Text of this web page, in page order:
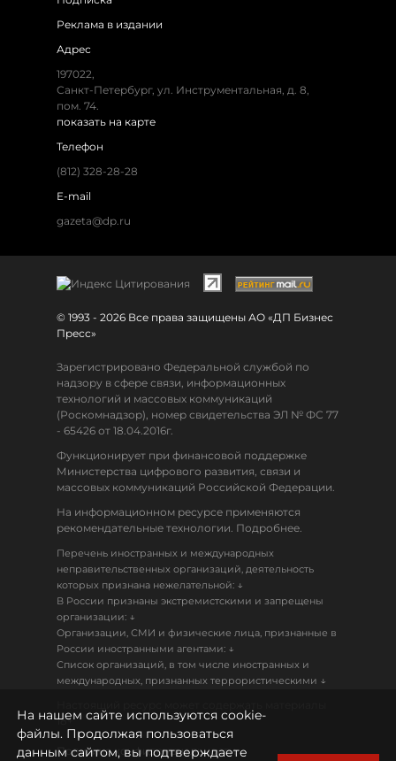
Реклама в издании
Адрес
197022,
Санкт-Петербург, ул. Инструментальная, д. 8,
пом. 74.
показать на карте
Телефон
(812) 328-28-28
E-mail
gazeta@dp.ru
© 1993 - 2026 Все права защищены АО «ДП Бизнес
Пресс»
Зарегистрировано Федеральной службой по
надзору в сфере связи, информационных
технологий и массовых коммуникаций
(Роскомнадзор), номер свидетельства ЭЛ № ФС 77
- 65426 от 18.04.2016г.
Функционирует при финансовой поддержке
Министерства цифрового развития, связи и
массовых коммуникаций Российской Федерации.
На информационном ресурсе применяются
рекомендательные технологии. Подробнее.
Перечень иностранных и международных
неправительственных организаций, деятельность
которых признана нежелательной: ↓
В России признаны экстремистскими и запрещены
организации: ↓
Организации, СМИ и физические лица, признанные в
России иностранными агентами: ↓
Список организаций, в том числе иностранных и
международных, признанных террористическими ↓
18+
Политика конфиденциальности
На нашем сайте используются cookie-
файлы. Продолжая пользоваться
данным сайтом, вы подтверждаете